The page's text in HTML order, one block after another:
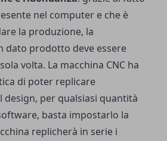
nel computer e che è
la produzione, la
dato prodotto deve essere
volta. La macchina CNC ha
di poter replicare
per qualsiasi quantità
basta impostarlo la
replicherà in serie i